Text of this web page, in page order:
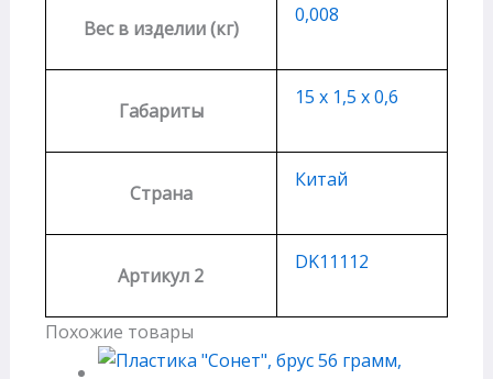
Вес в изделии (кг)
0,008
Габариты
15 х 1,5 х 0,6
Страна
Китай
Артикул 2
DK11112
Похожие товары